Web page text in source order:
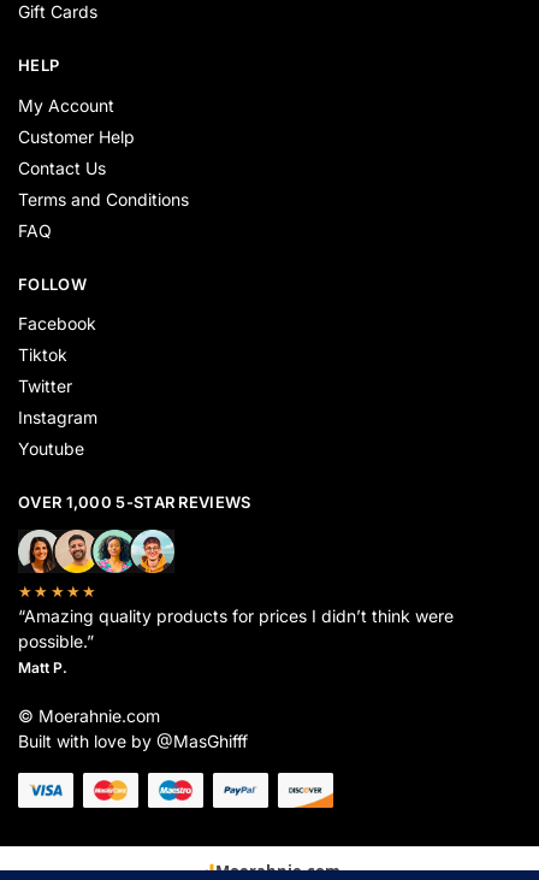
Gift Cards
HELP
My Account
Customer Help
Contact Us
Terms and Conditions
FAQ
FOLLOW
Facebook
Tiktok
Twitter
Instagram
Youtube
OVER 1,000 5-STAR REVIEWS
★★★★★
“Amazing quality products for prices I didn’t think were
possible.”
Matt P.
© Moerahnie.com
Built with love by @MasGhifff
Moerahnie.com